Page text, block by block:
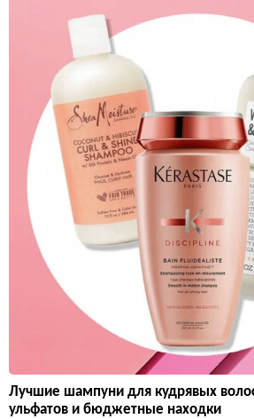
Лучшие шампуни для кудрявых
ульфатов и бюджетные находки